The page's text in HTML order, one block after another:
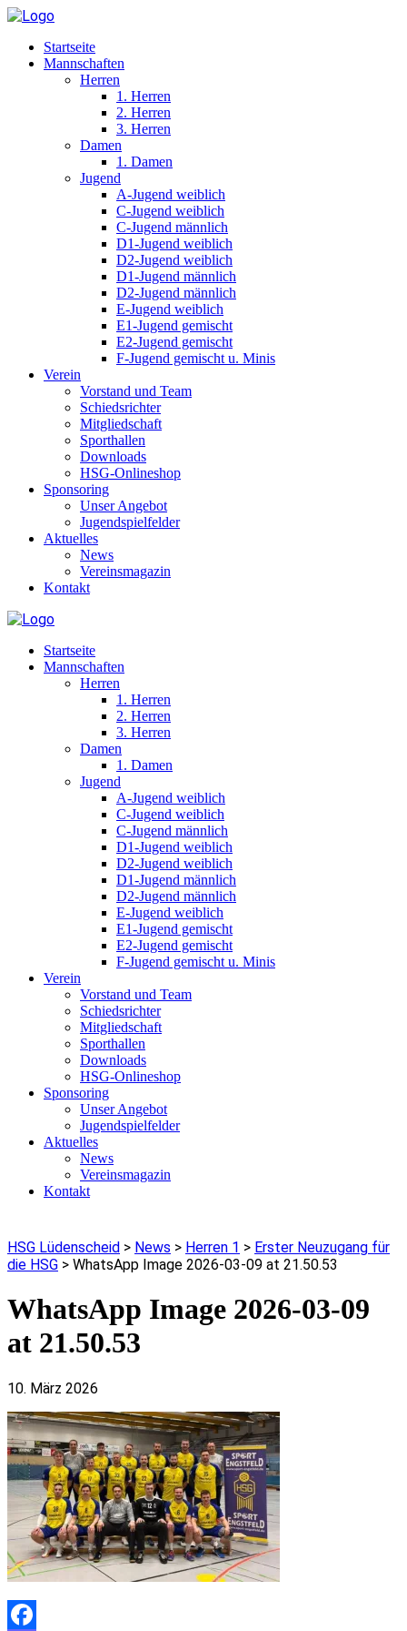
Startseite
Mannschaften
Herren
1. Herren
2. Herren
3. Herren
Damen
1. Damen
Jugend
A-Jugend weiblich
C-Jugend weiblich
C-Jugend männlich
D1-Jugend weiblich
D2-Jugend weiblich
D1-Jugend männlich
D2-Jugend männlich
E-Jugend weiblich
E1-Jugend gemischt
E2-Jugend gemischt
F-Jugend gemischt u. Minis
Verein
Vorstand und Team
Schiedsrichter
Mitgliedschaft
Sporthallen
Downloads
HSG-Onlineshop
Sponsoring
Unser Angebot
Jugendspielfelder
Aktuelles
News
Vereinsmagazin
Kontakt
Startseite
Mannschaften
Herren
1. Herren
2. Herren
3. Herren
Damen
1. Damen
Jugend
A-Jugend weiblich
C-Jugend weiblich
C-Jugend männlich
D1-Jugend weiblich
D2-Jugend weiblich
D1-Jugend männlich
D2-Jugend männlich
E-Jugend weiblich
E1-Jugend gemischt
E2-Jugend gemischt
F-Jugend gemischt u. Minis
Verein
Vorstand und Team
Schiedsrichter
Mitgliedschaft
Sporthallen
Downloads
HSG-Onlineshop
Sponsoring
Unser Angebot
Jugendspielfelder
Aktuelles
News
Vereinsmagazin
Kontakt
HSG Lüdenscheid > News > Herren 1 > Erster Neuzugang für
die HSG > WhatsApp Image 2026-03-09 at 21.50.53
WhatsApp Image 2026-03-09
at 21.50.53
10. März 2026